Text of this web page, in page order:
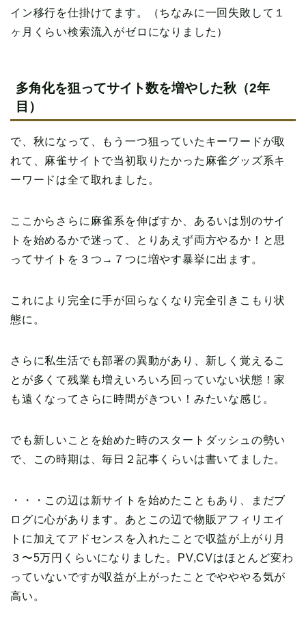
イン移行を仕掛けてます。（ちなみに一回失敗して１
ヶ月くらい検索流入がゼロになりました）
多角化を狙ってサイト数を増やした秋（2年
目）
で、秋になって、もう一つ狙っていたキーワードが取
れて、麻雀サイトで当初取りたかった麻雀グッズ系キ
ーワードは全て取れました。
ここからさらに麻雀系を伸ばすか、あるいは別のサイ
トを始めるかで迷って、とりあえず両方やるか！と思
ってサイトを３つ→７つに増やす暴挙に出ます。
これにより完全に手が回らなくなり完全引きこもり状
態に。
さらに私生活でも部署の異動があり、新しく覚えるこ
とが多くて残業も増えいろいろ回っていない状態！家
も遠くなってさらに時間がきつい！みたいな感じ。
でも新しいことを始めた時のスタートダッシュの勢い
で、この時期は、毎日２記事くらいは書いてました。
・・・この辺は新サイトを始めたこともあり、まだブ
ログに心があります。あとこの辺で物販アフィリエイ
トに加えてアドセンスを入れたことで収益が上がり月
３〜5万円くらいになりました。PV,CVはほとんど変わ
っていないですが収益が上がったことでやややる気が
高い。